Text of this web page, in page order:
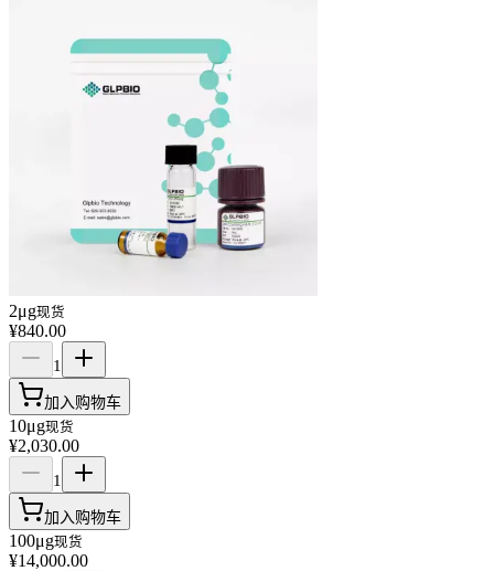
2μg现货
¥840.00
1
加入购物车
10μg现货
¥2,030.00
1
加入购物车
100μg现货
¥14,000.00